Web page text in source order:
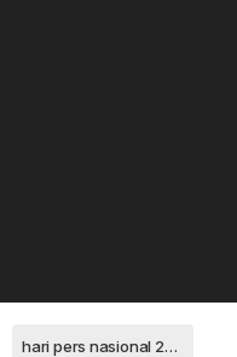
hari pers nasional 2019 anambas